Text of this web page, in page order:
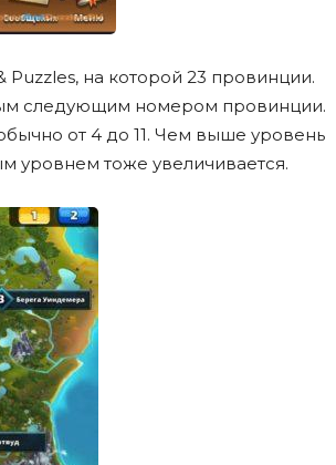
на которой 23 провинции.
следующим номером провинции.
от 4 до 11. Чем выше уровень
уровнем тоже увеличивается.